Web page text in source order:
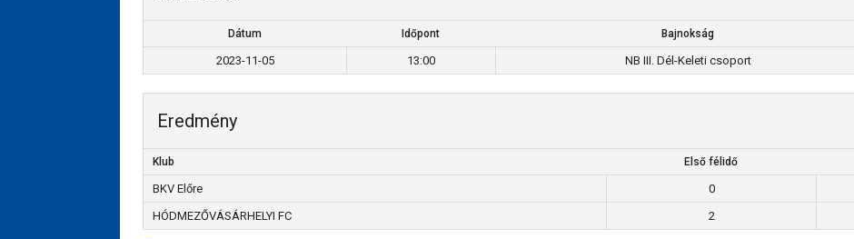
Dátum Időpont Bajnokság
2023-11-05 13:00 NB III. Dél-Keleti csoport
Eredmény
Klub Első félidő
BKV Előre 0
HÓDMEZŐVÁSÁRHELYI FC
2